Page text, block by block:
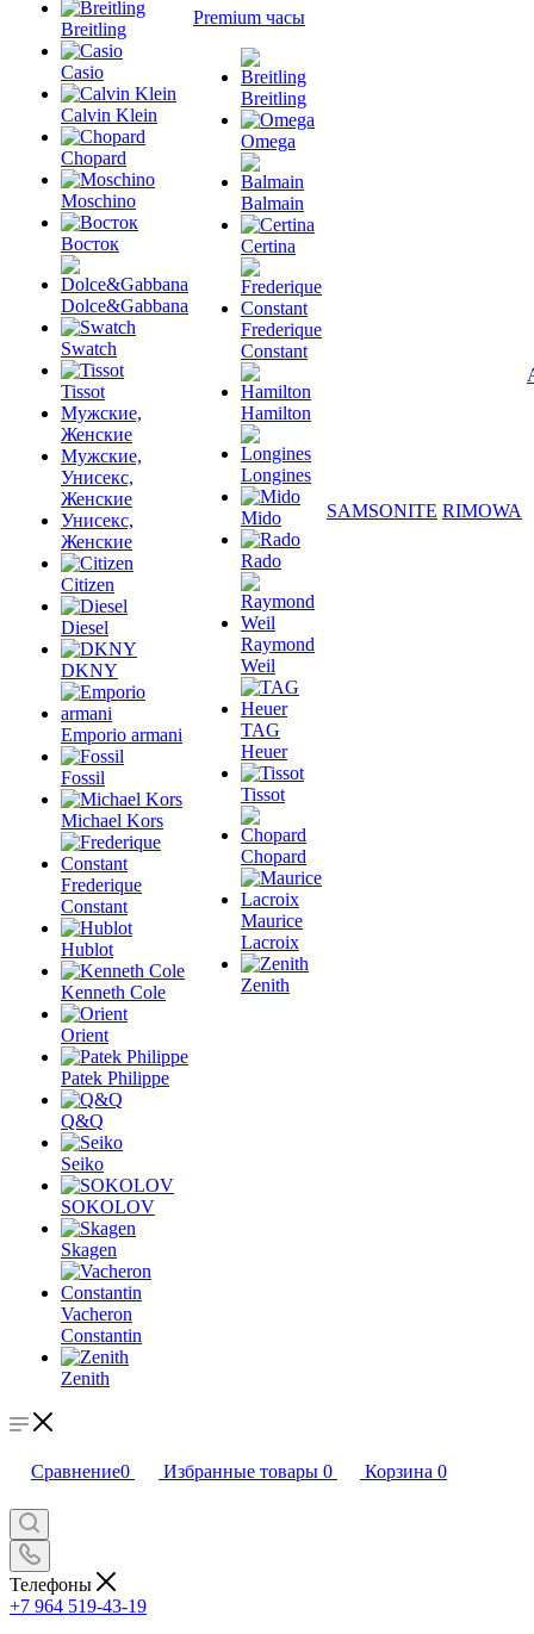
Breitling
Casio
Calvin Klein
Chopard
Moschino
Восток
Dolce&Gabbana
Swatch
Tissot
Мужские,
Женские
Мужские,
Унисекс,
Женские
Унисекс,
Женские
Citizen
Diesel
DKNY
Emporio armani
Fossil
Michael Kors
Frederique
Constant
Hublot
Kenneth Cole
Orient
Patek Philippe
Q&Q
Seiko
SOKOLOV
Skagen
Vacheron
Constantin
Zenith
Premium часы
Breitling
Omega
Balmain
Certina
Frederique
Constant
Hamilton
Longines
Mido
Rado
Raymond
Weil
TAG
Heuer
Tissot
Chopard
Maurice
Lacroix
Zenith
SAMSONITE RIMOWA
Сравнение0 Избранные товары 0 Корзина 0
Телефоны
+7 964 519-43-19